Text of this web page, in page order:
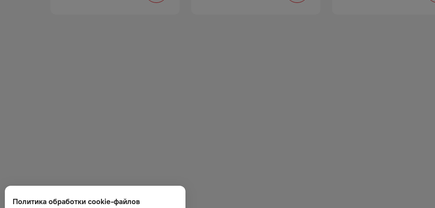
Политика обработки cookie-файлов